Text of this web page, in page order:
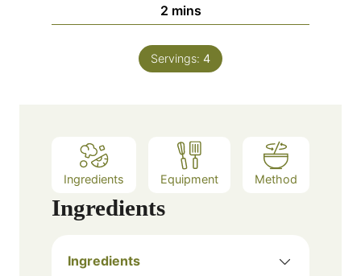
2m
i
n
u
mins
Servings: 4
Ingredients Equipment Method
Ingredients
Ingredients